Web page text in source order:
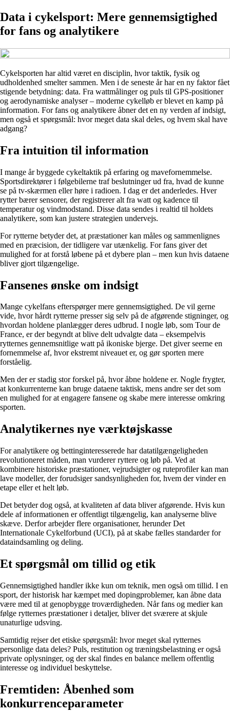
Data i cykelsport: Mere gennemsigtighed
for fans og analytikere
Cykelsporten har altid været en disciplin, hvor taktik, fysik og
udholdenhed smelter sammen. Men i de seneste år har en ny faktor fået
stigende betydning: data. Fra wattmålinger og puls til GPS-positioner
og aerodynamiske analyser – moderne cykelløb er blevet en kamp på
information. For fans og analytikere åbner det en ny verden af indsigt,
men også et spørgsmål: hvor meget data skal deles, og hvem skal have
adgang?
Fra intuition til information
I mange år byggede cykeltaktik på erfaring og mavefornemmelse.
Sportsdirektører i følgebilerne traf beslutninger ud fra, hvad de kunne
se på tv-skærmen eller høre i radioen. I dag er det anderledes. Hver
rytter bærer sensorer, der registrerer alt fra watt og kadence til
temperatur og vindmodstand. Disse data sendes i realtid til holdets
analytikere, som kan justere strategien undervejs.
For rytterne betyder det, at præstationer kan måles og sammenlignes
med en præcision, der tidligere var utænkelig. For fans giver det
mulighed for at forstå løbene på et dybere plan – men kun hvis dataene
bliver gjort tilgængelige.
Fansenes ønske om indsigt
Mange cykelfans efterspørger mere gennemsigtighed. De vil gerne
vide, hvor hårdt rytterne presser sig selv på de afgørende stigninger, og
hvordan holdene planlægger deres udbrud. I nogle løb, som Tour de
France, er der begyndt at blive delt udvalgte data – eksempelvis
rytternes gennemsnitlige watt på ikoniske bjerge. Det giver seerne en
fornemmelse af, hvor ekstremt niveauet er, og gør sporten mere
forståelig.
Men der er stadig stor forskel på, hvor åbne holdene er. Nogle frygter,
at konkurrenterne kan bruge dataene taktisk, mens andre ser det som
en mulighed for at engagere fansene og skabe mere interesse omkring
sporten.
Analytikernes nye værktøjskasse
For analytikere og bettinginteresserede har datatilgængeligheden
revolutioneret måden, man vurderer ryttere og løb på. Ved at
kombinere historiske præstationer, vejrudsigter og ruteprofiler kan man
lave modeller, der forudsiger sandsynligheden for, hvem der vinder en
etape eller et helt løb.
Det betyder dog også, at kvaliteten af data bliver afgørende. Hvis kun
dele af informationen er offentligt tilgængelig, kan analyserne blive
skæve. Derfor arbejder flere organisationer, herunder Det
Internationale Cykelforbund (UCI), på at skabe fælles standarder for
dataindsamling og deling.
Et spørgsmål om tillid og etik
Gennemsigtighed handler ikke kun om teknik, men også om tillid. I en
sport, der historisk har kæmpet med dopingproblemer, kan åbne data
være med til at genopbygge troværdigheden. Når fans og medier kan
følge rytternes præstationer i detaljer, bliver det sværere at skjule
unaturlige udsving.
Samtidig rejser det etiske spørgsmål: hvor meget skal rytternes
personlige data deles? Puls, restitution og træningsbelastning er også
private oplysninger, og der skal findes en balance mellem offentlig
interesse og individuel beskyttelse.
Fremtiden: Åbenhed som
konkurrenceparameter